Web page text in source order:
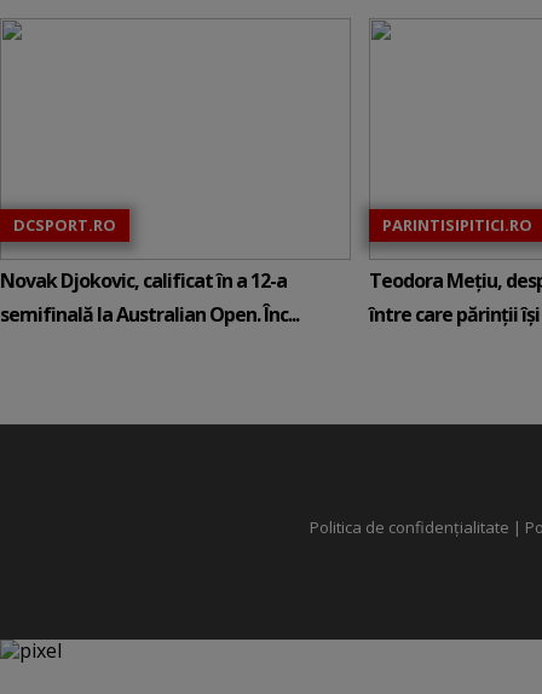
DCSPORT.RO
Novak Djokovic, calificat în a 12-a
semifinală la Australian Open. Înc...
PARINTISIPITICI.RO
Teodora Mețiu,
între care părinții își
Politica de confidențialitate |